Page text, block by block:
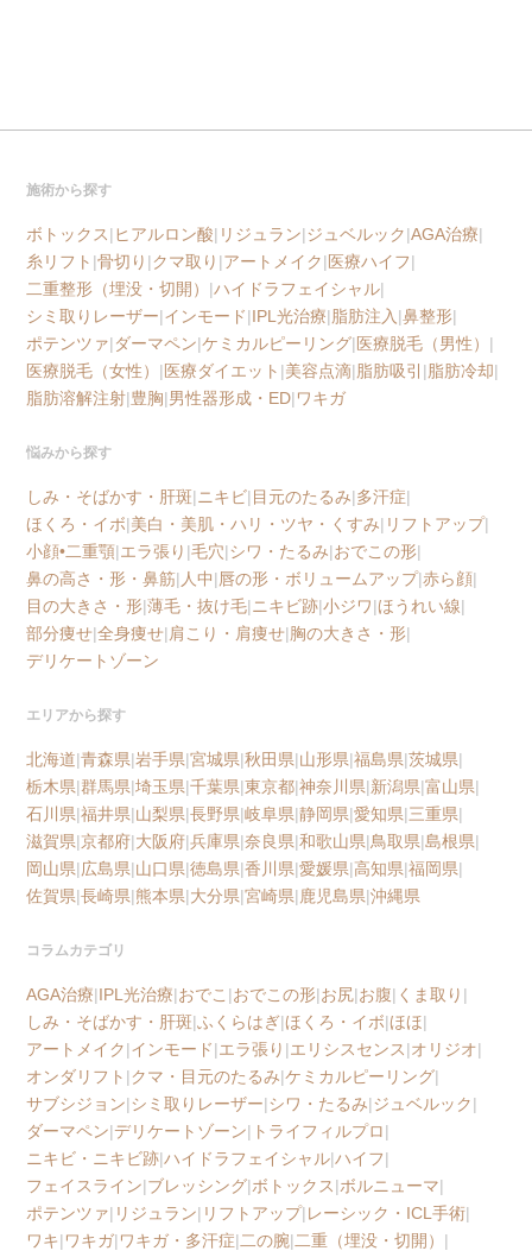
施術から探す
ボトックス|ヒアルロン酸| リジュラン|ジュベルック|AGA治療|
糸リフト |骨切り |クマ取り |アートメイク|医療ハイフ|
二重整形（埋没・切開） |ハイドラフェイシャル|
シミ取りレーザー|インモード|IPL光治療|脂肪注入 |鼻整形|
ポテンツァ|ダーマペン|ケミカルピーリング|医療脱毛（男性） |
医療脱毛（女性） |医療ダイエット |美容点滴|脂肪吸引 |脂肪冷却|
脂肪溶解注射|豊胸|男性器形成・ED|ワキガ
悩みから探す
しみ・そばかす・肝斑| ニキビ|目元のたるみ|多汗症|
ほくろ・イボ|美白・美肌・ハリ・ツヤ・くすみ| リフトアップ|
小顔•二重顎|エラ張り |毛穴|シワ・たるみ|おでこの形|
鼻の高さ・形・鼻筋| 人中|唇の形・ボリュームアップ|赤ら顔|
目の大きさ・形|薄毛・抜け毛| ニキビ跡|小ジワ|ほうれい線|
部分痩せ|全身痩せ|肩こり・肩痩せ|胸の大きさ・形|
デリケートゾーン
エリアから探す
北海道|青森県|岩手県|宮城県|秋田県|山形県|福島県|茨城県|
栃木県|群馬県|埼玉県|千葉県|東京都|神奈川県|新潟県|富山県|
石川県|福井県|山梨県|長野県|岐阜県|静岡県|愛知県|三重県|
滋賀県|京都府|大阪府|兵庫県|奈良県|和歌山県|鳥取県|島根県|
岡山県|広島県|山口県|徳島県|香川県|愛媛県|高知県|福岡県|
佐賀県|長崎県|熊本県|大分県|宮崎県|鹿児島県|沖縄県
コラムカテゴリ
AGA治療|IPL光治療|おでこ |おでこの形|お尻|お腹| くま取り |
しみ・そばかす・肝斑|ふくらはぎ|ほくろ・イボ|ほほ|
アートメイク|インモード|エラ張り |エリシスセンス|オリジオ|
オンダリフト |クマ・目元のたるみ|ケミカルピーリング|
サブシジョン|シミ取りレーザー|シワ・たるみ|ジュベルック|
ダーマペン|デリケートゾーン| トライフィルプロ|
ニキビ・ニキビ跡|ハイドラフェイシャル|ハイフ|
フェイスライン|ブレッシング|ボトックス|ボルニューマ|
ポテンツァ| リジュラン| リフトアップ|レーシック・ICL手術|
ワキ|ワキガ|ワキガ・多汗症|二の腕|二重（埋没・切開） |